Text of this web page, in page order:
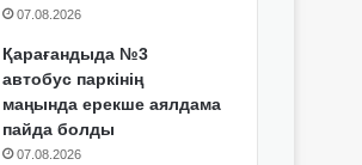
07.08.2026
Қарағандыда №3
автобус паркінің
маңында ерекше аялдама
пайда болды
07.08.2026